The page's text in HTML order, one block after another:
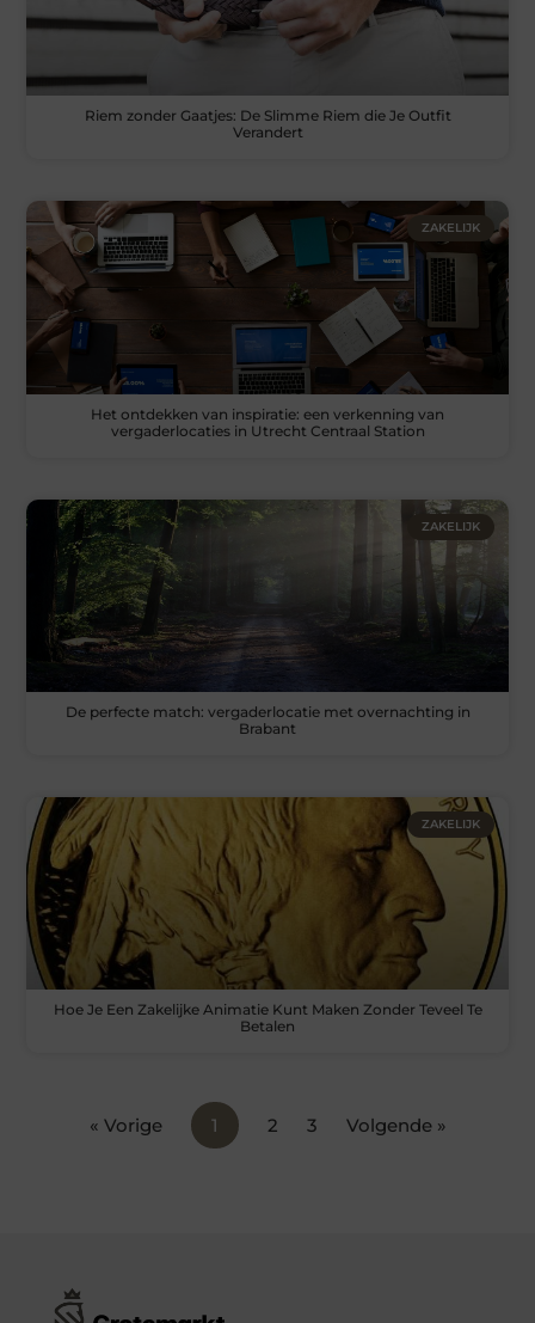
Riem zonder Gaatjes: De Slimme Riem die Je Outfit
Verandert
ZAKELIJK
Het ontdekken van inspiratie: een verkenning van
vergaderlocaties in Utrecht Centraal Station
ZAKELIJK
De perfecte match: vergaderlocatie met overnachting in
Brabant
ZAKELIJK
Hoe Je Een Zakelijke Animatie Kunt Maken Zonder Teveel Te
Betalen
« Vorige 1 2 3 Volgende »